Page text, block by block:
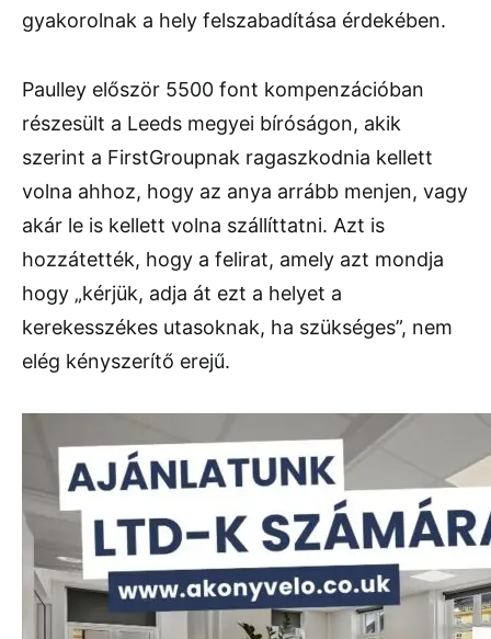
gyakorolnak a hely felszabadítása érdekében.
Paulley először 5500 font kompenzációban
részesült a Leeds megyei bíróságon, akik
szerint a FirstGroupnak ragaszkodnia kellett
volna ahhoz, hogy az anya arrább menjen, vagy
akár le is kellett volna szállíttatni. Azt is
hozzátették, hogy a felirat, amely azt mondja
hogy „kérjük, adja át ezt a helyet a
kerekesszékes utasoknak, ha szükséges”, nem
elég kényszerítő erejű.